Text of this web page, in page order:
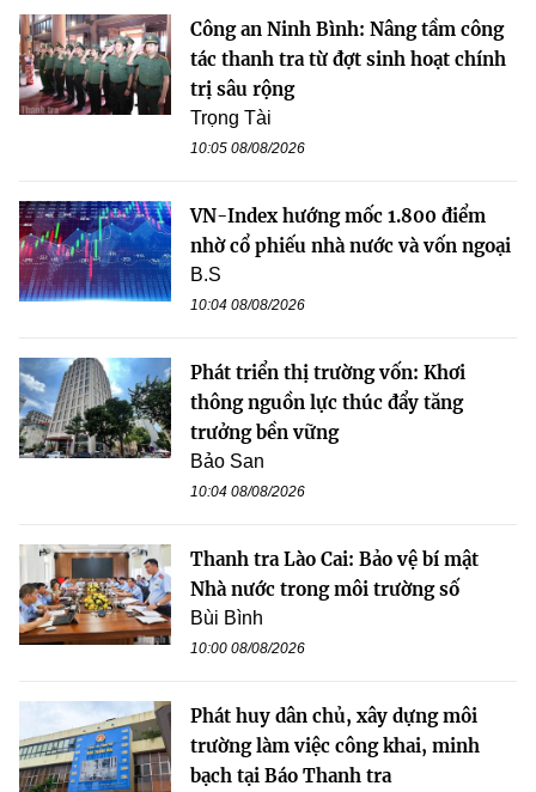
Công an Ninh Bình: Nâng tầm công
tác thanh tra từ đợt sinh hoạt chính
trị sâu rộng
Trọng Tài
10:05 08/08/2026
VN-Index hướng mốc 1.800 điểm
nhờ cổ phiếu nhà nước và vốn ngoại
B.S
10:04 08/08/2026
Phát triển thị trường vốn: Khơi
thông nguồn lực thúc đẩy tăng
trưởng bền vững
Bảo San
10:04 08/08/2026
Thanh tra Lào Cai: Bảo vệ bí mật
Nhà nước trong môi trường số
Bùi Bình
10:00 08/08/2026
Phát huy dân chủ, xây dựng môi
trường làm việc công khai, minh
bạch tại Báo Thanh tra